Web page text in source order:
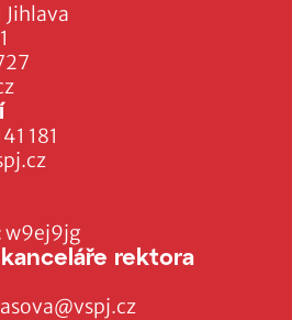
Jihlava
w9ej9jg
181
rektora